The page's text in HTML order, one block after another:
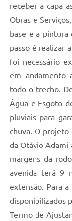
receber a capa
Obras e
base e a pintura
passo é realizar
foi necessário
em andamento
todo o trecho.
Água e Esgoto
pluviais para
chuva. O projeto
da Otávio Adami
margens da
avenida terá 9
extensão. Para a
disponibilizados
Termo de